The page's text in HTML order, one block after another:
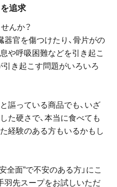
を追求
んか？
器官を傷つけたり、骨片がの
や呼吸困難などを引き起こ
引き起こす問題がいろいろ
謳っている商品でも、いざ
た硬さで、本当に食べても
経験のある方もいるかもし
全面”で不安のある方」にこ
羽先スープをお試しいただ